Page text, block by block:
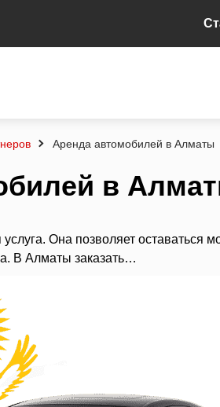
Аренда автомобилей в Алматы
в
Она позволяет оставаться
В Алматы заказать…